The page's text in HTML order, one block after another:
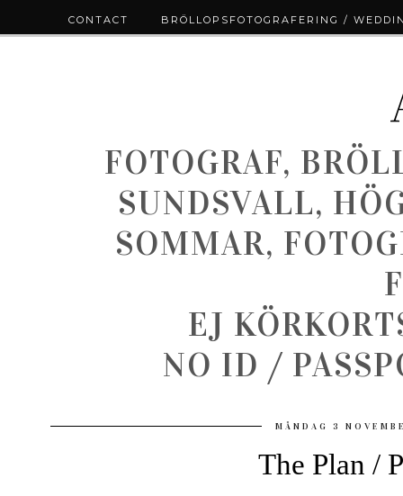
FOTOGRAF,
SUNDSVALL,
SOMMAR,
EJ
NO ID /
MÅNDAG 3
The Plan /
CONTACT BRÖLLOPSFOTOGRAFERING /